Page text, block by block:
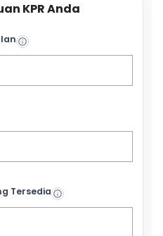
KPR Anda
Tersedia